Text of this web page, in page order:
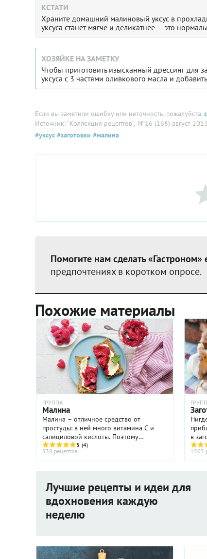
КСТАТИ
Храните домашний малиновый уксус в
уксуса станет мягче и деликатнее — это
ХОЗЯЙКЕ НА ЗАМЕТКУ
Чтобы приготовить изысканный дрессинг для
уксуса с 3 частями оливкового масла и
Если вы заметили ошибку или неточность, пожалуйста,
Источник: "Коллекция рецептов", №16 (168) август 2013
#уксус #заготовки #малина
Помогите нам сделать
предпочтениях в коротком опросе.
Похожие материалы
ГРУППА
Малина
Малина – отличное средство от
простуды: в ней много витамина С и
салициловой кислоты. Поэтому
заготовки из малины должны быть в
каждом доме. Сварите варенье-
пятиминутку или протрите малину с
5 (4)
538 рецептов
в
1505
Лучшие рецепты и идеи для
вдохновения каждую
неделю